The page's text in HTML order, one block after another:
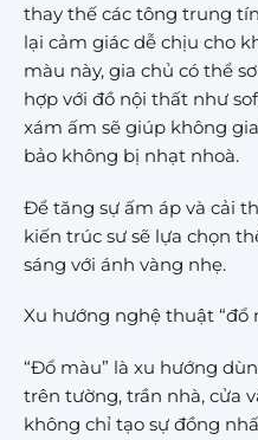
thay thế các tông trung
lại cảm giác dễ chịu cho
màu này, gia chủ có thể
hợp với đồ nội thất như
xám ấm sẽ giúp không
bảo không bị nhạt nhoà.
Để tăng sự ấm áp và cải
kiến trúc sư sẽ lựa chọn
sáng với ánh vàng nhẹ.
Xu hướng nghệ thuật “đổ
“Đổ màu” là xu hướng
trên tường, trần nhà, cửa
không chỉ tạo sự đồng